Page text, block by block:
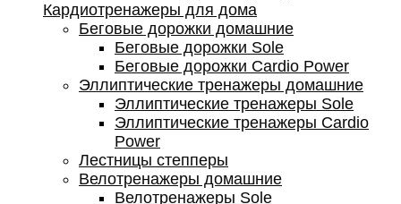
Кардиотренажеры для дома
Беговые дорожки домашние
Беговые дорожки Sole
Беговые дорожки Cardio Power
Эллиптические тренажеры домашние
Эллиптические тренажеры Sole
Эллиптические тренажеры Cardio
Power
Лестницы степперы
Велотренажеры домашние
Велотренажеры Sole